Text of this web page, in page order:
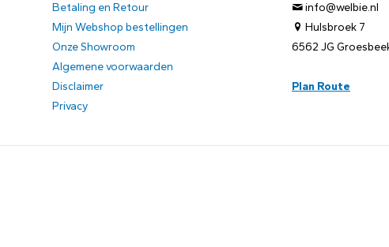
Betaling en Retour
Mijn Webshop bestellingen
Onze Showroom
Algemene voorwaarden
Disclaimer
Privacy
info@welbie.nl
Hulsbroek 7
6562 JG
Plan Route